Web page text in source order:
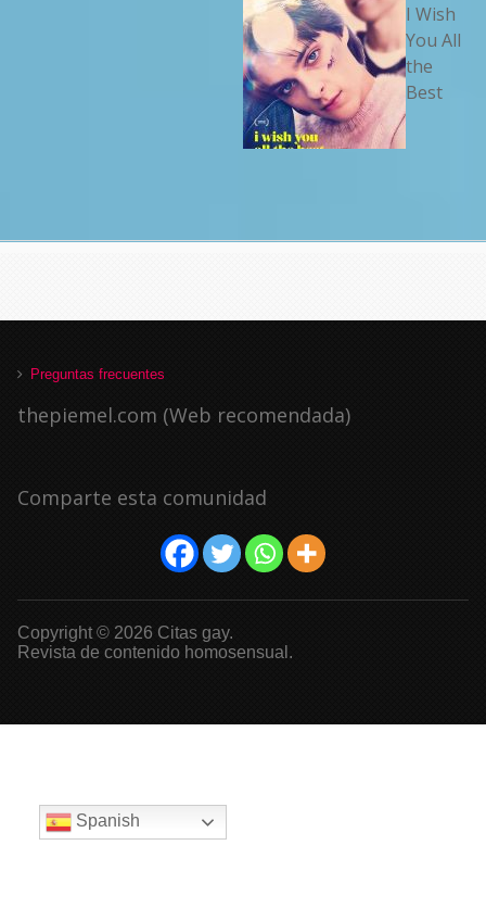
I Wish
You All
the
Best
Preguntas frecuentes
thepiemel.com (Web recomendada)
Comparte esta comunidad
Copyright © 2026 Citas gay.
Revista de contenido homosensual.
Spanish